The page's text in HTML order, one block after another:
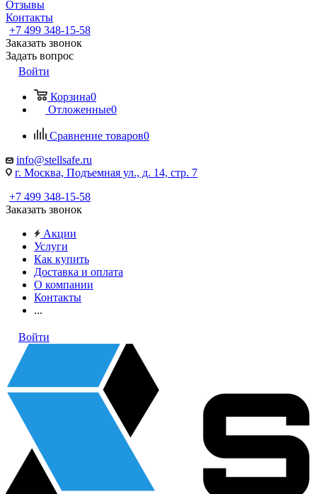
Отзывы
Контакты
+7 499 348-15-58
Заказать звонок
Задать вопрос
Войти
Корзина0
Отложенные0
Сравнение товаров0
info@stellsafe.ru
г. Москва, Подъемная ул., д. 14, стр. 7
+7 499 348-15-58
Заказать звонок
Акции
Услуги
Как купить
Доставка и оплата
О компании
Контакты
...
Войти